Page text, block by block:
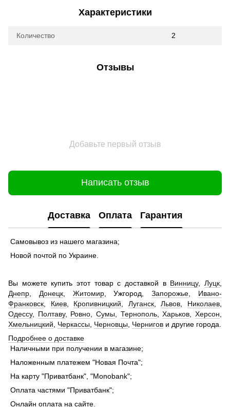
Характеристики
Количество 2
Отзывы
Добавьте первый отзыв
Написать отзыв
Доставка Оплата Гарантия
Самовывоз из нашего магазина;
Новой почтой по Украине.
Вы можете купить этот товар с доставкой в Винницу,Луцк
Днепр
Донецк, Житомир, Ужгород,Запорожье
Ивано-
Франковск
Киев, Кропивницкий Луганск,Львов Николаев
Одессу, Полтаву, Ровно ,Сумы Тернополь,Харьков ,Херсон
Хмельницкий
Черкассы Черновцы Чернигов и другие города.
Подробнее о доставке
Наличными при получении в магазине;
Наложенным платежем "Новая Почта";
На карту "Приватбанк", "Monobank";
Оплата частями "Приватбанк";
Онлайн оплата на сайте.